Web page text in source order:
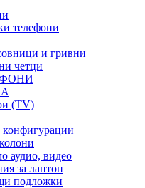
телефони
и гривни
четци
(TV)
аудио, видео
за лаптоп
подложки